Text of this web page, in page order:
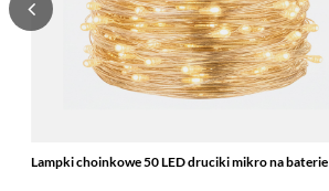
Lampki choinkowe 50 LED druciki mikro na baterie